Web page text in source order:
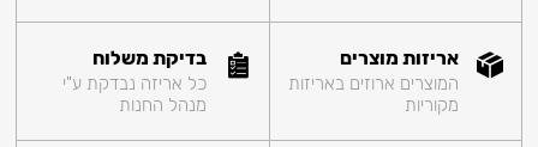
אריזות מוצרים
המוצרים ארוזים באריזות
מקוריות
בדיקת משלוח
כל אריזה נבדקת ע"י
מנהל החנות